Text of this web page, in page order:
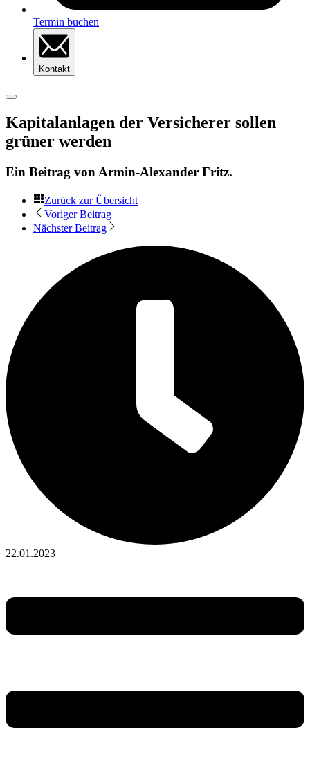
Termin buchen
Kontakt
Kapitalanlagen der Versicherer sollen
grüner werden
Ein Beitrag von Armin-Alexander Fritz.
Zurück zur Übersicht
Voriger Beitrag
Nächster Beitrag
22.01.2023